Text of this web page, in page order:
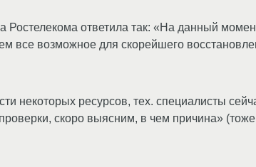
ответила так: «На данный
все возможное для скорейшего
некоторых ресурсов, тех. специалисты
скоро выясним, в чем причина» (тоже